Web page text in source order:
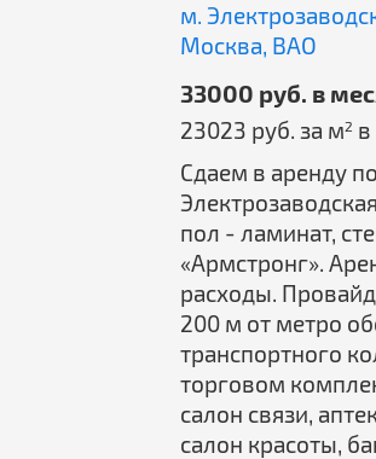
м.
Москва, ВАО
33000 руб. в
23023 руб. за м2 в
Сдаем в аренду
пол - ламинат,
«Армстронг».
расходы.
200 м от метро
транспортного
торговом
салон связи,
салон красоты,